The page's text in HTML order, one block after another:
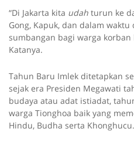
“Di Jakarta kita udah turun ke
Gong, Kapuk, dan dalam
sumbangan bagi warga
Katanya.
Tahun Baru Imlek ditetapkan
sejak era Presiden Megawati
budaya atau adat istiadat,
warga Tionghoa baik yang
Hindu, Budha serta Khonghucu.